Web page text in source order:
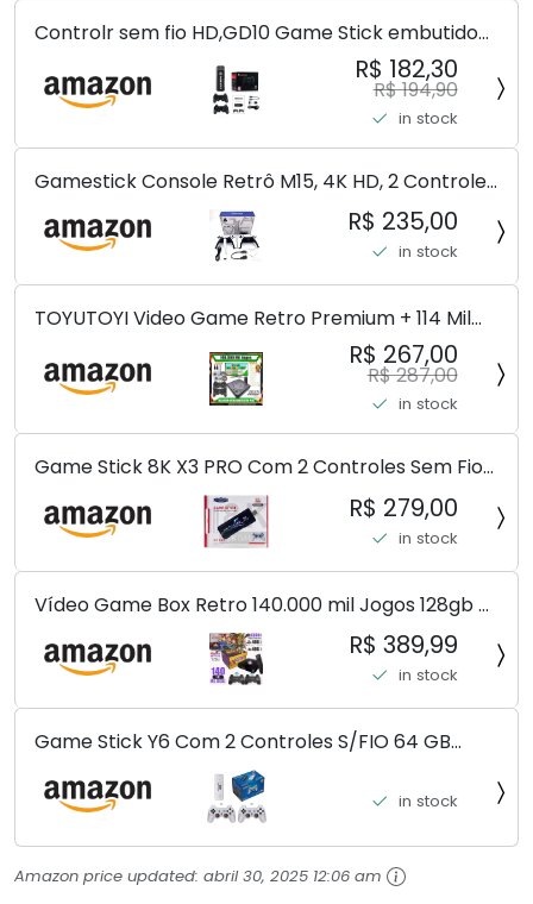
Controlr sem fio HD,GD10 Game Stick embutido
40000 jogos 128GB 2.4G controlr sem fio HD
console de videogame retrô 4k HD console de
R$ 182,30
R$ 194,90
in stock
Gamestick Console Retrô M15, 4K HD, 2 Controles
Wireless 2.4GHz, 20000+ Jogos, 256MB DDR3
R$ 235,00
in stock
TOYUTOYI Video Game Retro Premium + 114 Mil
Jogos + 4 Controles + Atualizado
R$ 267,00
R$ 287,00
in stock
Game Stick 8K X3 PRO Com 2 Controles Sem Fio
Controlador De Jogo 30000 + JogosR$ 279,00
in stock
Vídeo Game Box Retro 140.000 mil Jogos 128gb 2
Controles Sem Fio Premiun (SEM FIO)R$ 389,99
in stock
Game Stick Y6 Com 2 Controles S/FIO 64 GB
10.000 J. Pura Nostalgia Venha Conferir!!!
in stock
Amazon price updated: abril 30, 2025 12:06 am